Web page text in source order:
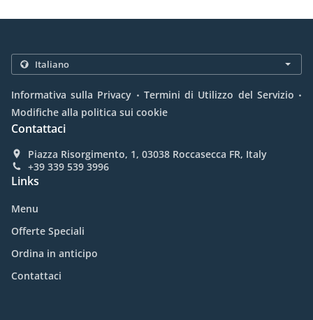
Informativa sulla Privacy . Termini di Utilizzo del Servizio .
Modifiche alla politica sui cookie
Contattaci
Piazza Risorgimento, 1, 03038 Roccasecca FR, Italy
+39 339 539 3996
Links
Menu
Offerte Speciali
Ordina in anticipo
Contattaci